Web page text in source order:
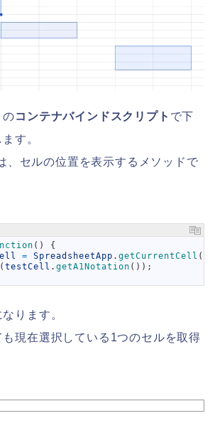
のコンテナバインドスクリプト で下
す。
、セルの位置を表示するメソッドで
( )
{
= SpreadsheetApp . getCurrentCell (
( testCell . getA1Notation ( ) ) ;
ります。
現在選択している1つのセルを取得